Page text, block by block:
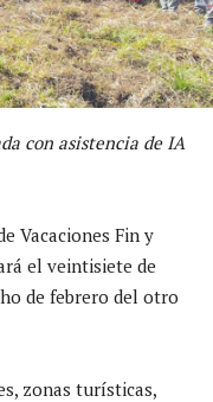
con asistencia de IA
Vacaciones Fin y
el veintisiete de
de febrero del otro
zonas turísticas,